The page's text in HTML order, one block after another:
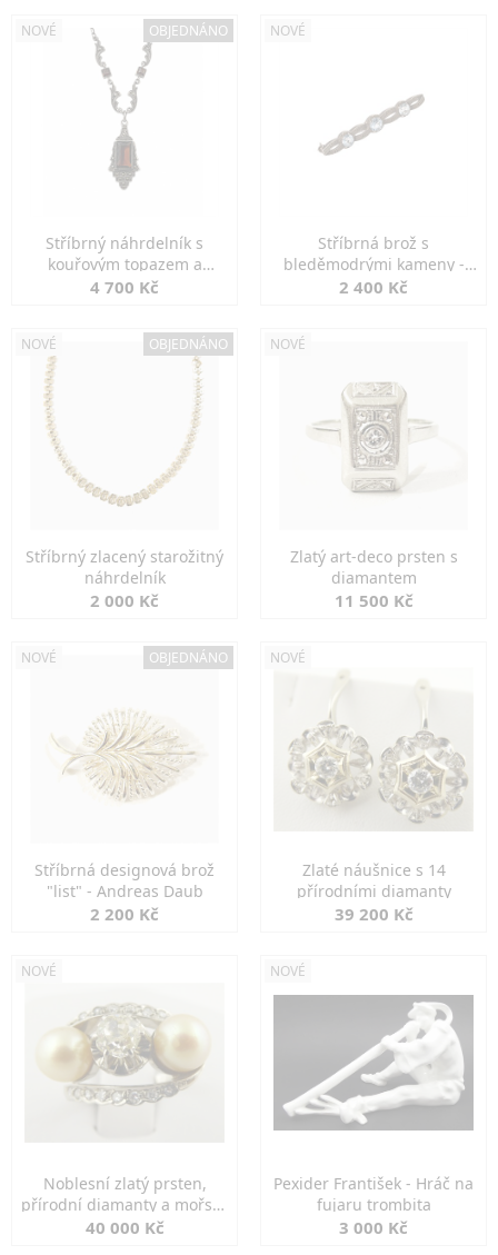
NOVÉ OBJEDNÁNO
Stříbrný náhrdelník s
kouřovým topazem a
markazity
4 700 Kč
NOVÉ
Stříbrná brož s
bleděmodrými kameny -
jemná elegance
2 400 Kč
NOVÉ OBJEDNÁNO
Stříbrný zlacený starožitný
náhrdelník
2 000 Kč
NOVÉ
Zlatý art-deco prsten s
diamantem
11 500 Kč
NOVÉ OBJEDNÁNO
Stříbrná designová brož
"list" - Andreas Daub
2 200 Kč
NOVÉ
Zlaté náušnice s 14
přírodními diamanty
39 200 Kč
NOVÉ
Noblesní zlatý prsten,
přírodní diamanty a mořské
perly
40 000 Kč
NOVÉ
Pexider František - Hráč na
fujaru trombita
3 000 Kč